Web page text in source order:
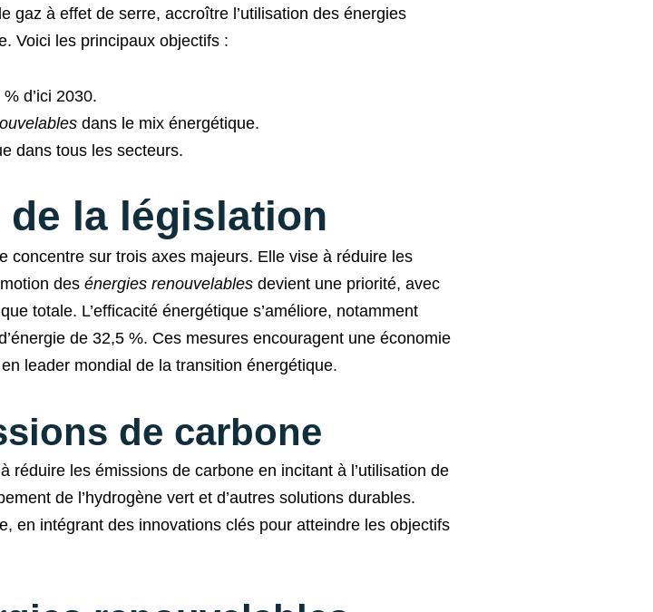
gaz à effet de serre, accroître l’utilisation des énergies
Voici les principaux objectifs :
d’ici 2030.
dans le mix énergétique.
dans tous les secteurs.
la législation
concentre sur trois axes majeurs. Elle vise à réduire les
des énergies renouvelables devient une priorité, avec
totale. L’efficacité énergétique s’améliore, notamment
de 32,5 %. Ces mesures encouragent une économie
leader mondial de la transition énergétique.
de carbone
réduire les émissions de carbone en incitant à l’utilisation de
de l’hydrogène vert et d’autres solutions durables.
en intégrant des innovations clés pour atteindre les objectifs